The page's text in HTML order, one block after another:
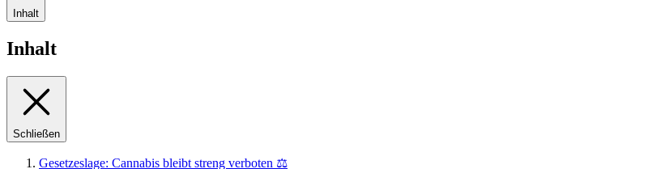
Inhalt
Inhalt
Schließen
Gesetzeslage: Cannabis bleibt streng verboten ⚖️